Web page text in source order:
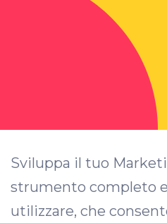
Sviluppa il tuo
strumento completo
utilizzare, che